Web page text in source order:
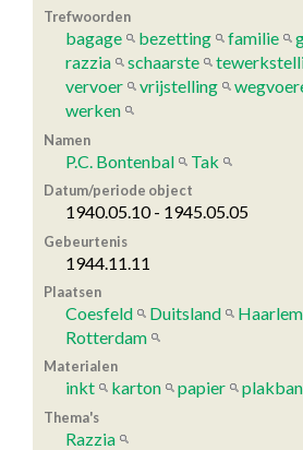
Trefwoorden
bagage bezetting familie
razzia
schaarste
vervoer
vrijstelling
werken
Namen
P.C. Bontenbal Tak
Datum/periode object
1940.05.10 - 1945.05.05
Gebeurtenis
1944.11.11
Plaatsen
Coesfeld Duitsland Haarlem
Rotterdam
Materialen
inkt karton papier
Thema's
Razzia